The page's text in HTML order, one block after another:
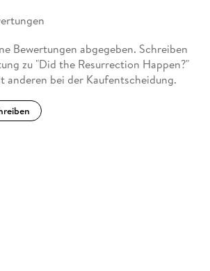
Bewertungen abgegeben. Schreiben
zu "Did the Resurrection Happen?"
anderen bei der Kaufentscheidung.